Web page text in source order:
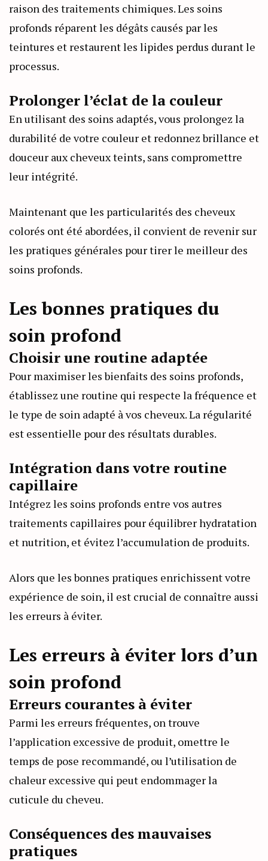
raison des traitements chimiques. Les soins
profonds réparent les dégâts causés par les
teintures et restaurent les lipides perdus durant le
processus.
Prolonger l’éclat de la couleur
En utilisant des soins adaptés, vous prolongez la
durabilité de votre couleur et redonnez brillance et
douceur aux cheveux teints, sans compromettre
leur intégrité.
Maintenant que les particularités des cheveux
colorés ont été abordées, il convient de revenir sur
les pratiques générales pour tirer le meilleur des
soins profonds.
Les bonnes pratiques du
soin profond
Choisir une routine adaptée
Pour maximiser les bienfaits des soins profonds,
établissez une routine qui respecte la fréquence et
le type de soin adapté à vos cheveux. La régularité
est essentielle pour des résultats durables.
Intégration dans votre routine
capillaire
Intégrez les soins profonds entre vos autres
traitements capillaires pour équilibrer hydratation
et nutrition, et évitez l’accumulation de produits.
Alors que les bonnes pratiques enrichissent votre
expérience de soin, il est crucial de connaître aussi
les erreurs à éviter.
Les erreurs à éviter lors d’un
soin profond
Erreurs courantes à éviter
Parmi les erreurs fréquentes, on trouve
l’application excessive de produit, omettre le
temps de pose recommandé, ou l’utilisation de
chaleur excessive qui peut endommager la
cuticule du cheveu.
Conséquences des mauvaises
pratiques